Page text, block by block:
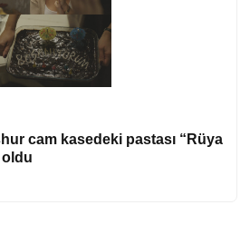
cam kasedeki pastası “Rüya